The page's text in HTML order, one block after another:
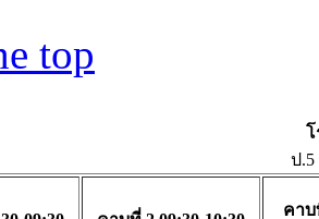
top
โ
ป.5
คาบ